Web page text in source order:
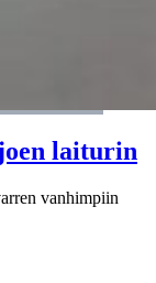
laiturin
vanhimpiin